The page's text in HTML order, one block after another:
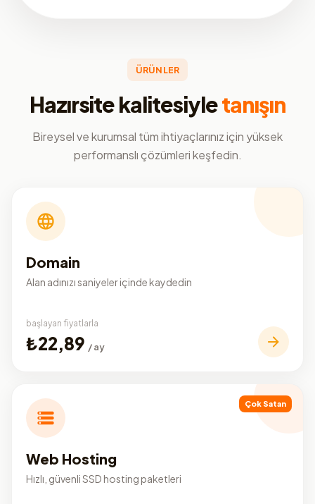
ÜRÜNLER
Hazırsite kalitesiyletanışın
Bireysel ve kurumsal tüm ihtiyaçlarınız için yüksek
performanslı çözümleri keşfedin.
Domain
Alan adınızı saniyeler içinde kaydedin
başlayan fiyatlarla
₺22,89 / ay
Çok Satan
Web Hosting
Hızlı, güvenli SSD hosting paketleri